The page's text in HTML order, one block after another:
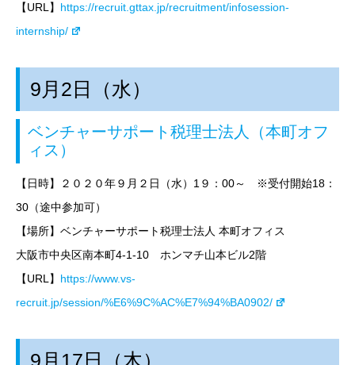
【URL】 https://recruit.gttax.jp/recruitment/infosession-
internship/
9月2日（水）
ベンチャーサポート税理士法人（本町オフ
ィス）
【日時】 ２０２０年９月２日（水） 1９ ：00～
※受付開始18：
30（途中参加可）
【場所】ベンチャーサポート税理士法人 本町オフィス
大阪市中央区南本町4-1-10 ホンマチ山本ビル2階
【URL】 https://www.vs-
recruit.jp/session/%E6%9C%AC%E7%94%BA0902/
9月17日（木）